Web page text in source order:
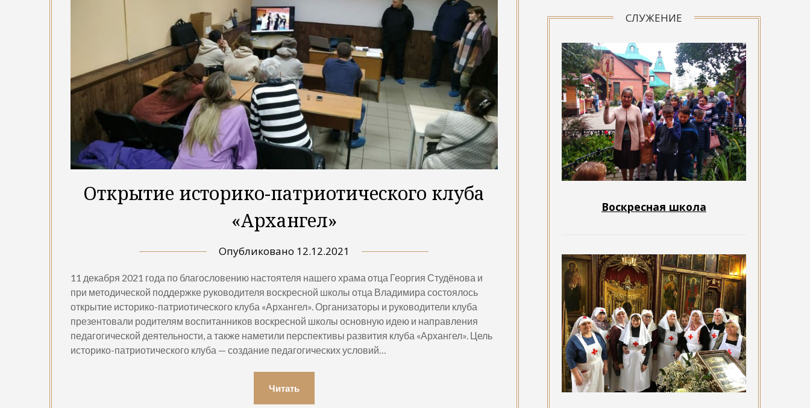
Открытие историко-патриотического клуба
«Архангел»
Опубликовано 12.12.2021
11 декабря 2021 года по благословению настоятеля нашего храма отца Георгия Студёнова и
при методической поддержке руководителя воскресной школы отца Владимира состоялось
открытие историко-патриотического клуба «Архангел». Организаторы и руководители клуба
презентовали родителям воспитанников воскресной школы основную идею и направления
педагогической деятельности, а также наметили перспективы развития клуба «Архангел». Цель
историко-патриотического клуба — создание педагогических условий…
Читать
СЛУЖЕНИЕ
Воскресная школа